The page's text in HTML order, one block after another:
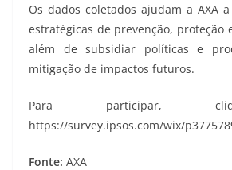
Os dados coletados ajudam a AXA
estratégicas de prevenção, proteção
além de subsidiar políticas e
mitigação de impactos futuros.
Para participar,
https://survey.ipsos.com/wix/
Fonte: AXA